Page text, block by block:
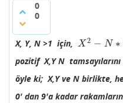
0
0
X, Y, N >1 için, X 2 − N ∗
X2− N∗Y2 =
pozitif X,Y N tamsayılarını
öyle ki; X,Y ve N birlikte,
0' dan 9'a kadar